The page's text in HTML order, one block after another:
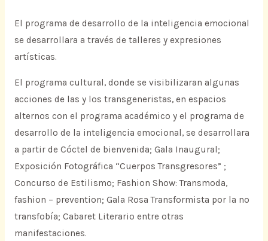
El programa de desarrollo de la inteligencia emocional
se desarrollara a través de talleres y expresiones
artísticas.
El programa cultural, donde se visibilizaran algunas
acciones de las y los transgeneristas, en espacios
alternos con el programa académico y el programa de
desarrollo de la inteligencia emocional, se desarrollara
a partir de Cóctel de bienvenida; Gala Inaugural;
Exposición Fotográfica “Cuerpos Transgresores” ;
Concurso de Estilismo; Fashion Show: Transmoda,
fashion – prevention; Gala Rosa Transformista por la no
transfobía; Cabaret Literario entre otras
manifestaciones.